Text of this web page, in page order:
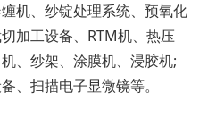
机、纱锭处理系统、预氧化
加工设备、RTM机、热压
、纱架、涂膜机、浸胶机;
、扫描电子显微镜等。